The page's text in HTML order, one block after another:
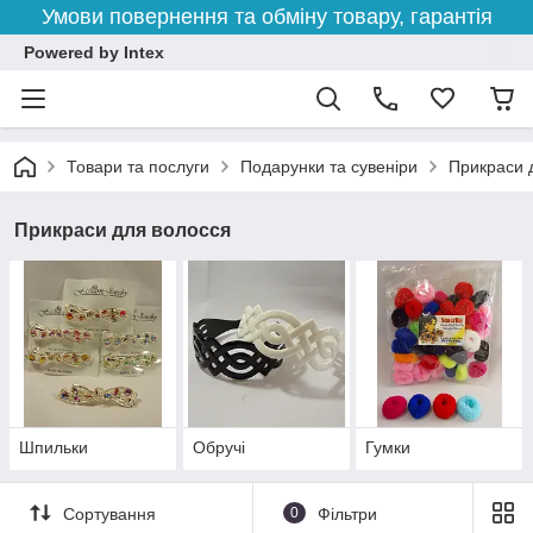
Умови повернення та обміну товару, гарантія
Powered by Intex
Товари та послуги Подарунки та сувеніри Прикраси
Прикраси для волосся
Шпильки Обручі Гумки
Сортування 0 Фільтри